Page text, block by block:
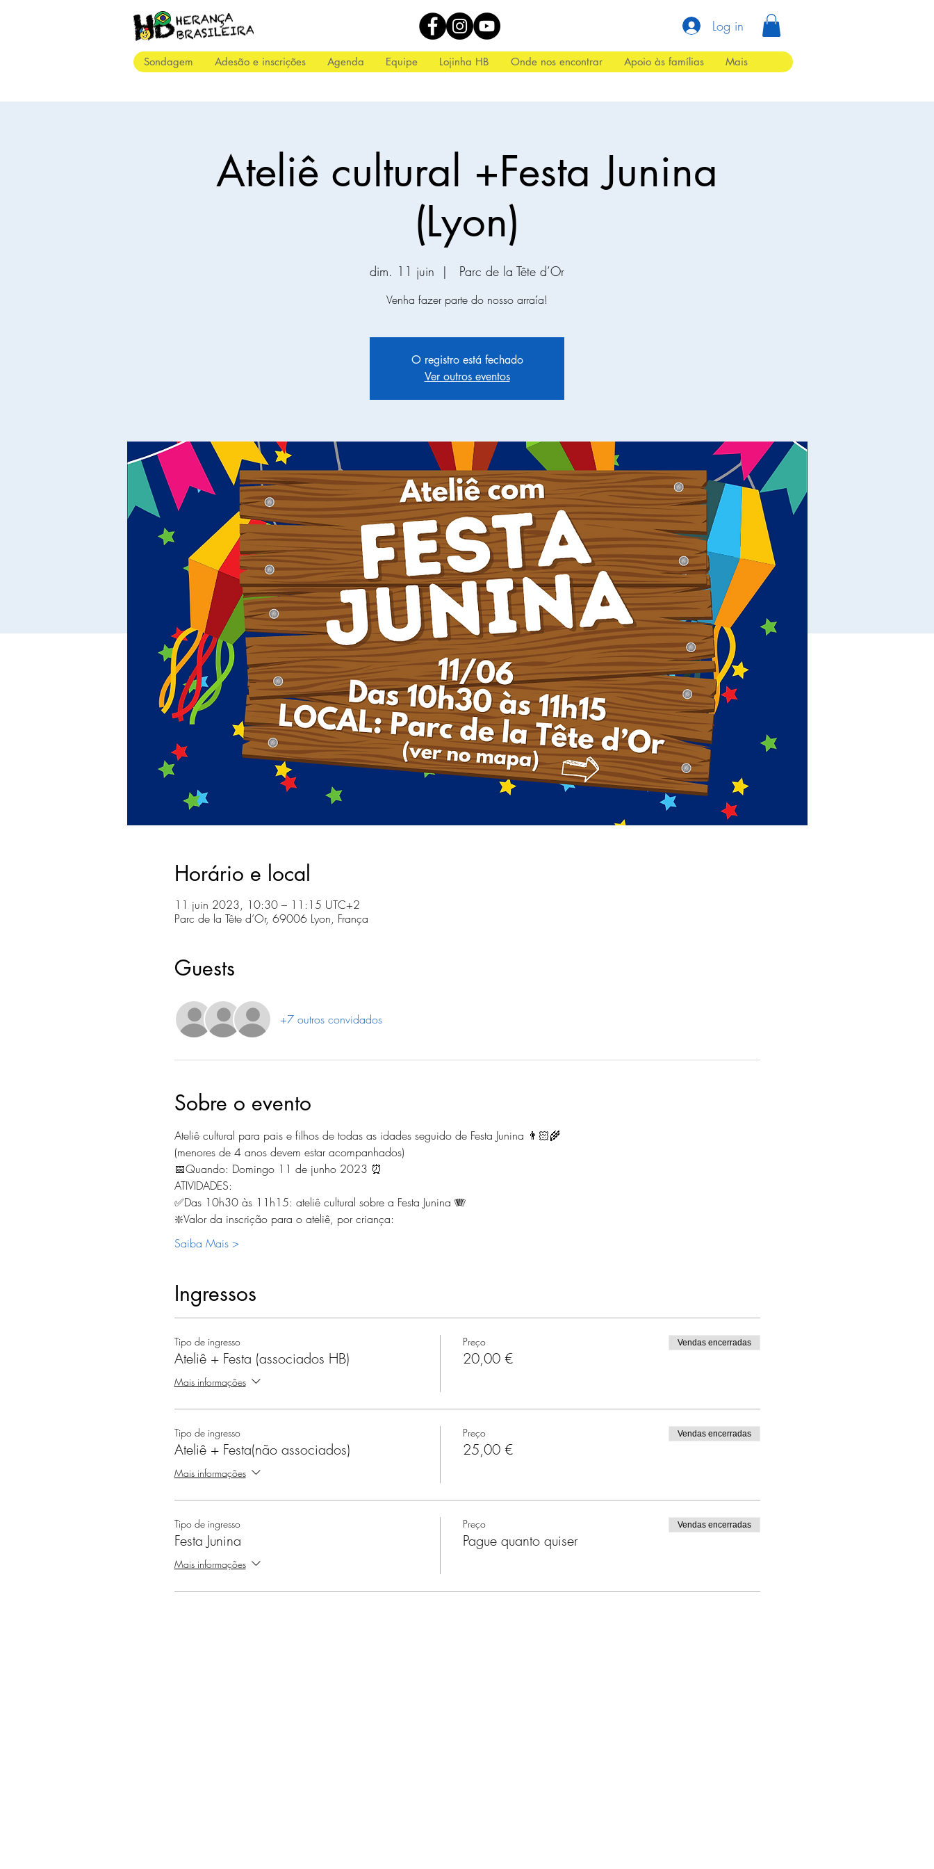
Log in
Sondagem Adesão e inscrições Agenda Equipe Lojinha HB Onde nos encontrar Apoio às famílias Mais
Ateliê cultural +Festa Junina
(Lyon)
dim. 11 juin
  |
Parc de la Tête d’Or
O registro está fechado
Ver outros eventos
Horário e local
11 juin 2023, 10:30 – 11:15 UTC+2
Parc de la Tête d’Or, 69006 Lyon, França
Guests
+7 outros convidados
Sobre o evento
Ateliê cultural para pais e filhos de todas as idades seguido de Festa Junina 👨🏻‍🌾
(menores de 4 anos devem estar acompanhados)
📅Quando: Domingo 11 de junho 2023 ⏰
ATIVIDADES:
✅Das 10h30 às 11h15: ateliê cultural sobre a Festa Junina 🪗
❇️Valor da inscrição para o ateliê, por criança:
Saiba Mais >
Ingressos
Tipo de ingresso
Ateliê + Festa (associados HB)
Mais informações
Preço
20,00 €
Vendas encerradas
Tipo de ingresso
Ateliê + Festa(não associados)
Mais informações
Preço
25,00 €
Vendas encerradas
Tipo de ingresso
Festa Junina
Mais informações
Preço
Pague quanto quiser
Vendas encerradas